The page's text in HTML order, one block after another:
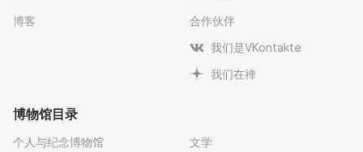
博客
合作伙伴
我们是VKontakte
我们在禅
博物馆目录
个人与纪念博物馆
文学